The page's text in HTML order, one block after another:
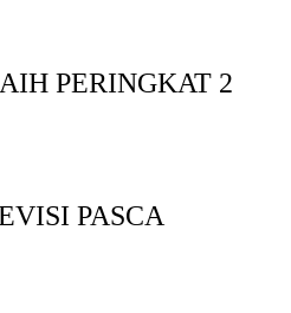
PERINGKAT 2
PASCA